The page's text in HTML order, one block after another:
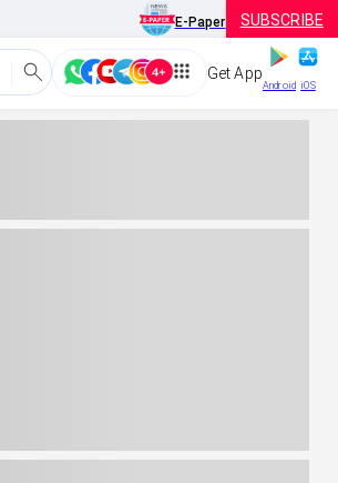
E-Paper SUBSCRIBE
Get App
Android iOS